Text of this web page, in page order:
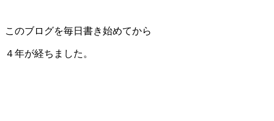
このブログを毎日書き始めてから
４年が経ちました。